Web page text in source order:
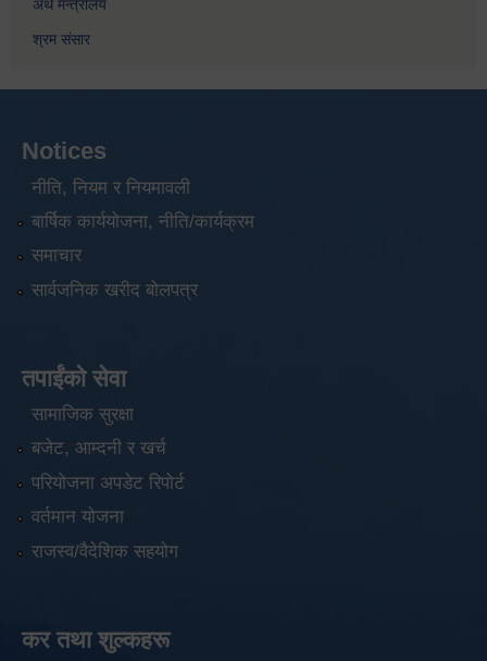
अर्थ मन्त्रालय
श्रम संसार
Notices
नीति, नियम र नियमावली
बार्षिक कार्ययोजना, नीति/कार्यक्रम
समाचार
सार्वजनिक खरीद बोलपत्र
तपाईंको सेवा
सामाजिक सुरक्षा
बजेट, आम्दनी र खर्च
परियोजना अपडेट रिपोर्ट
वर्तमान योजना
राजस्व/वैदेशिक सहयोग
कर तथा शुल्कहरू